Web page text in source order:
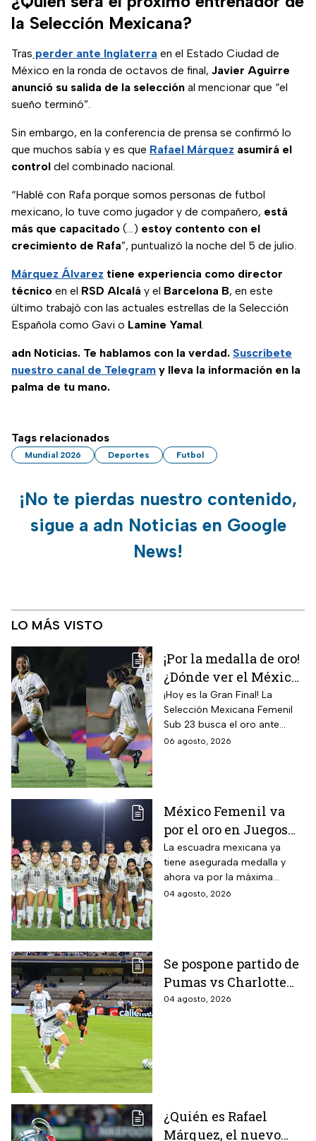
dieciseisavos de
final.
la Selección Mexicana?
Tras perder ante Inglaterra en el Estado Ciudad de
México en la ronda de octavos de final, Javier Aguirre
anunció su salida de la selección al mencionar que “el
sueño terminó”.
Sin embargo, en la conferencia de prensa se confirmó lo
que muchos sabía y es que Rafael Márquez asumirá el
control del combinado nacional.
“Hablé con Rafa porque somos personas de futbol
mexicano, lo tuve como jugador y de compañero, está
más que capacitado (...) estoy contento con el
crecimiento de Rafa”, puntualizó la noche del 5 de julio.
Márquez Álvarez tiene experiencia como director
técnico en el RSD Alcalá y el Barcelona B, en este
último trabajó con las actuales estrellas de la Selección
Española como Gavi o Lamine Yamal.
adn Noticias. Te hablamos con la verdad. Suscríbete
nuestro canal de Telegram y lleva la información en la
palma de tu mano.
Tags relacionados
Mundial 2026 Deportes Futbol
¡No te pierdas nuestro contenido,
sigue a adn Noticias en Google
News!
LO MÁS VISTO
¡Por la medalla de oro!
¿Dónde ver el México
vs Colombia Femenil?
Así puedes seguir la
Gran Final EN VIVO
¡Hoy es la Gran Final! La
Selección Mexicana Femenil
Sub 23 busca el oro ante
Colombia en los Juegos
06 agosto, 2026
México Femenil va
por el oro en Juegos
Centroamericanos; ya
conoce a su rival
La escuadra mexicana ya
tiene asegurada medalla y
ahora va por la máxima
presea en los Juegos
04 agosto, 2026
Se pospone partido de
Pumas vs Charlotte
FC en el inicio de la
04 agosto, 2026
¿Quién es Rafael
Márquez, el nuevo